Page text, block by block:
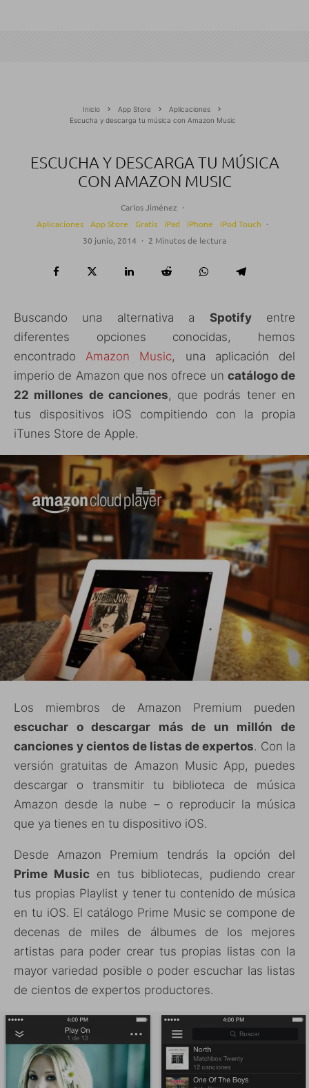
Inicio App Store
Aplicaciones
Escucha y descarga tu música con Amazon Music
ESCUCHA Y DESCARGA TU MÚSICA
CON AMAZON MUSIC
Carlos Jiménez ·
Aplicaciones
App Store Gratis iPad iPhone iPod Touch ·
30 junio, 2014 · 2 Minutos de lectura
Buscando una alternativa a Spotifyentre
diferentes opciones conocidas, hemos
encontradoAmazon Music, una aplicación del
imperio de Amazon que nos ofrece un catálogo de
22 millones de canciones, que podrás tener en
tus dispositivos iOS compitiendo con la propia
iTunes Store de Apple.
Los miembros de Amazon Premium pueden
escuchar o descargar más de un millón de
canciones y cientos de listas de expertos. Con la
versión gratuitas de Amazon Music App, puedes
descargar o transmitir tu biblioteca de música
Amazon desde la nube – o reproducir la música
que ya tienes en tu dispositivo iOS.
Desde Amazon Premium tendrás la opción del
Prime Musicen tus bibliotecas, pudiendo crear
tus propias Playlist y tener tu contenido de música
en tu iOS. El catálogo Prime Music se compone de
decenas de miles de álbumes de los mejores
artistas para poder crear tus propias listas con la
mayor variedad posible o poder escuchar las listas
de cientos de expertos productores.